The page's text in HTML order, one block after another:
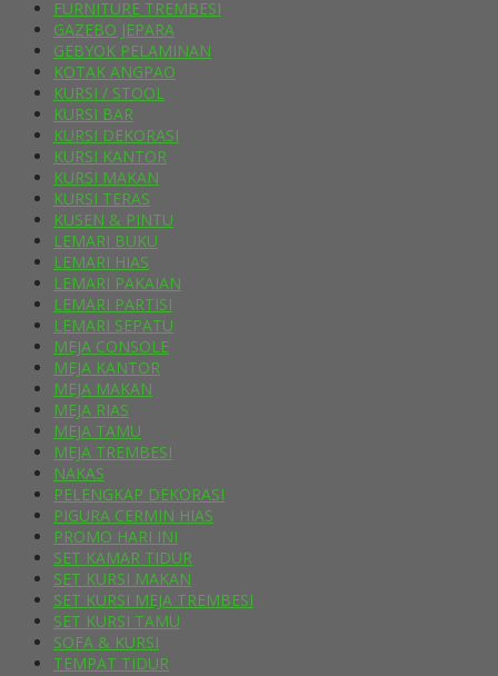
FURNITURE TREMBESI
GAZEBO JEPARA
GEBYOK PELAMINAN
KOTAK ANGPAO
KURSI / STOOL
KURSI BAR
KURSI DEKORASI
KURSI KANTOR
KURSI MAKAN
KURSI TERAS
KUSEN & PINTU
LEMARI BUKU
LEMARI HIAS
LEMARI PAKAIAN
LEMARI PARTISI
LEMARI SEPATU
MEJA CONSOLE
MEJA KANTOR
MEJA MAKAN
MEJA RIAS
MEJA TAMU
MEJA TREMBESI
NAKAS
PELENGKAP DEKORASI
PIGURA CERMIN HIAS
PROMO HARI INI
SET KAMAR TIDUR
SET KURSI MAKAN
SET KURSI MEJA TREMBESI
SET KURSI TAMU
SOFA & KURSI
TEMPAT TIDUR